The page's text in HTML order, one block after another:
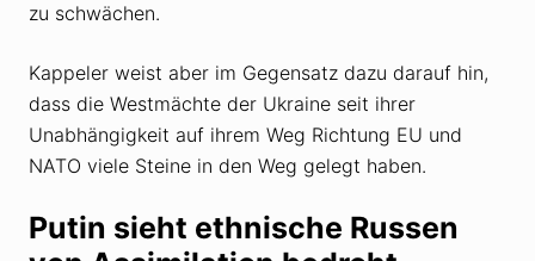
zu schwächen.
Kappeler weist aber im Gegensatz dazu darauf hin,
dass die Westmächte der Ukraine seit ihrer
Unabhängigkeit auf ihrem Weg Richtung EU und
NATO viele Steine in den Weg gelegt haben.
Putin sieht ethnische Russen